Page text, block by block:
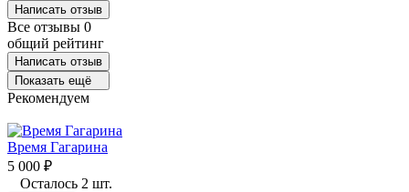
Написать отзыв
Все отзывы 0
общий рейтинг
Написать отзыв
Показать ещё
Рекомендуем
Время Гагарина
5 000 ₽
Осталось 2 шт.